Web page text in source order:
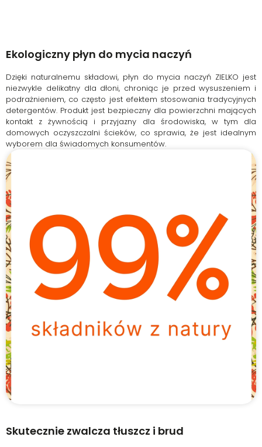
Ekologiczny płyn do mycia naczyń
Dzięki naturalnemu składowi, płyn do mycia naczyń ZIELKO jest
niezwykle delikatny dla dłoni, chroniąc je przed wysuszeniem i
podrażnieniem, co często jest efektem stosowania tradycyjnych
detergentów. Produkt jest bezpieczny dla powierzchni mających
kontakt z żywnością i przyjazny dla środowiska, w tym dla
domowych oczyszczalni ścieków, co sprawia, że jest idealnym
wyborem dla świadomych konsumentów.
Skutecznie zwalcza tłuszcz i brud